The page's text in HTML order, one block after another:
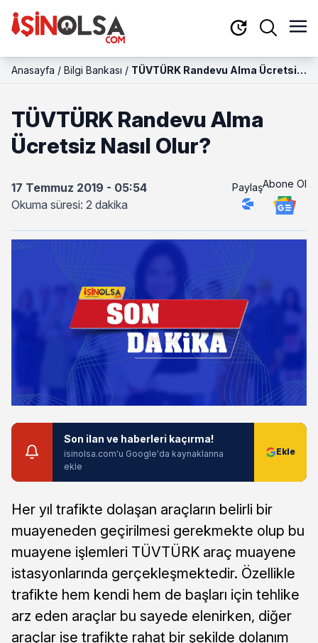
Anasayfa / Bilgi Bankası / TÜVTÜRK Randevu Alma Ücretsiz
TÜVTÜRK Randevu Alma
Ücretsiz Nasıl Olur?
17 Temmuz 2019 - 05:54
Okuma süresi: 2 dakika
PaylaşAbone Ol
Son ilan ve haberleri kaçırma!
isinolsa.com'u Google'da kaynaklarına
ekle
Her yıl trafikte dolaşan araçların belirli bir
muayeneden geçirilmesi gerekmekte olup bu
muayene işlemleri TÜVTÜRK araç muayene
istasyonlarında gerçekleşmektedir. Özellikle
trafikte hem kendi hem de başları için tehlike
arz eden araçlar bu sayede elenirken, diğer
araçlar ise trafikte rahat bir şekilde dolanım